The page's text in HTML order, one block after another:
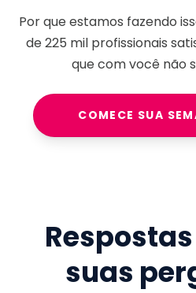
Por que estamos fazendo
de225 milprofissionais
que com você não
COMECE SUA
suas